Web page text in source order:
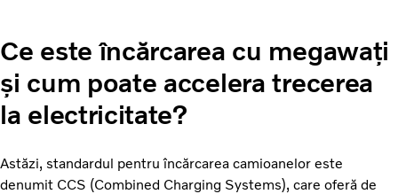
Ce este încărcarea cu megawați
și cum poate accelera trecerea
la electricitate?
Astăzi, standardul pentru încărcarea camioanelor este
denumit CCS (Combined Charging Systems), care oferă de